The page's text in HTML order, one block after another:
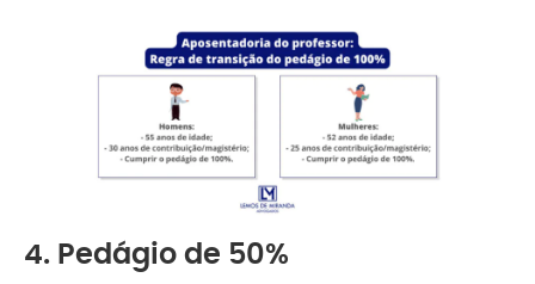
4. Pedágio de 50%